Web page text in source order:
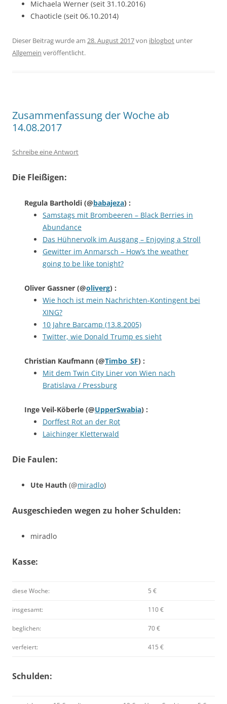
Michaela Werner (seit 31.10.2016)
Chaoticle (seit 06.10.2014)
Dieser Beitrag wurde am 28. August 2017von iblogbot unter
Allgemein veröffentlicht.
Zusammenfassung der Woche ab
14.08.2017
Schreibe eine Antwort
Die Fleißigen:
Regula Bartholdi (@babajeza) :
Samstags mit Brombeeren – Black Berries in
Abundance
Das Hühnervolk im Ausgang – Enjoying a Stroll
Gewitter im Anmarsch – How’s the weather
going to be like tonight?
Oliver Gassner (@oliverg) :
Wie hoch ist mein Nachrichten-Kontingent bei
XING?
10 Jahre Barcamp (13.8.2005)
Twitter, wie Donald Trump es sieht
Christian Kaufmann (@Timbo_SF) :
Mit dem Twin City Liner von Wien nach
Bratislava / Pressburg
Inge Veil-Köberle (@UpperSwabia) :
Dorffest Rot an der Rot
Laichinger Kletterwald
Die Faulen:
Ute Hauth (@miradlo)
Ausgeschieden wegen zu hoher Schulden:
miradlo
Kasse:
diese Woche: 5 €
insgesamt: 110 €
beglichen: 70 €
verfeiert: 415 €
Schulden: